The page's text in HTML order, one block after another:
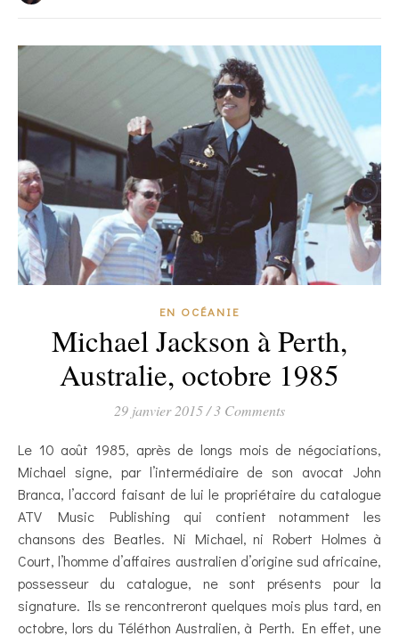
EN OCÉANIE
Michael Jackson à Perth,
Australie, octobre 1985
29 janvier 2015/3 Comments
Le 10 août 1985, après de longs mois de négociations,
Michael signe, par l’intermédiaire de son avocat John
Branca, l’accord faisant de lui le propriétaire du catalogue
ATV Music Publishing qui contient notamment les
chansons des Beatles. Ni Michael, ni Robert Holmes à
Court, l’homme d’affaires australien d’origine sud africaine,
possesseur du catalogue, ne sont présents pour la
signature. Ils se rencontreront quelques mois plus tard, en
octobre, lors du Téléthon Australien, à Perth. En effet, une